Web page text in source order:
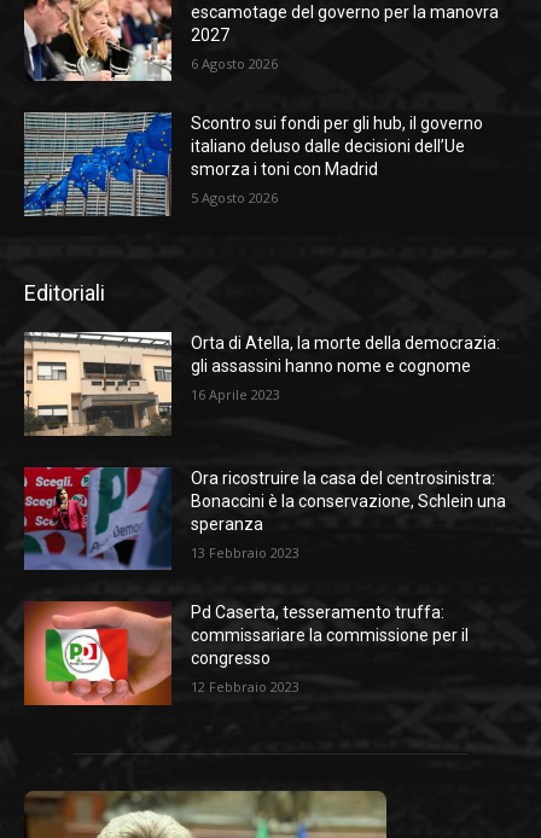
escamotage del governo per la manovra
2027
6 Agosto 2026
Scontro sui fondi per gli hub, il governo
italiano deluso dalle decisioni dell’Ue
smorza i toni con Madrid
5 Agosto 2026
Editoriali
Orta di Atella, la morte della democrazia:
gli assassini hanno nome e cognome
16 Aprile 2023
Ora ricostruire la casa del centrosinistra:
Bonaccini è la conservazione, Schlein una
speranza
13 Febbraio 2023
Pd Caserta, tesseramento truffa:
commissariare la commissione per il
congresso
12 Febbraio 2023